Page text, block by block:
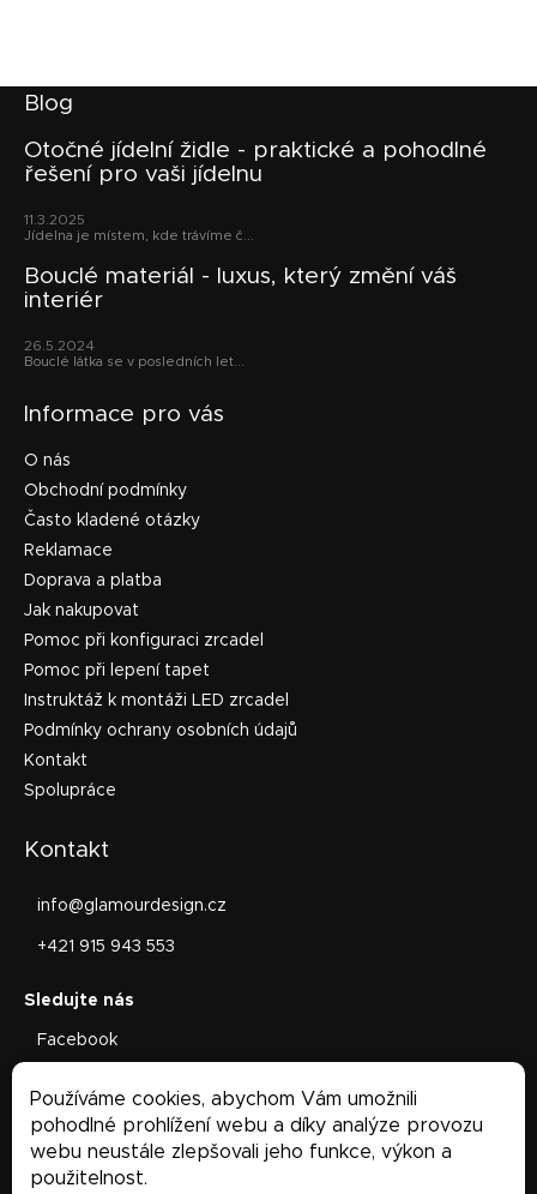
Používáme cookies, abychom Vám umožnili
pohodlné prohlížení webu a díky analýze provozu
webu neustále zlepšovali jeho funkce, výkon a
použitelnost.
Blog
Otočné jídelní židle - praktické a pohodlné
řešení pro vaši jídelnu
11.3.2025
Jídelna je místem, kde trávíme č...
Bouclé materiál - luxus, který změní váš
interiér
26.5.2024
Bouclé látka se v posledních let...
Informace pro vás
O nás
Obchodní podmínky
Často kladené otázky
Reklamace
Doprava a platba
Jak nakupovat
Pomoc při konfiguraci zrcadel
Pomoc při lepení tapet
Instruktáž k montáži LED zrcadel
Podmínky ochrany osobních údajů
Kontakt
Spolupráce
Kontakt
info@glamourdesign.cz
+421 915 943 553
Facebook
Facebook